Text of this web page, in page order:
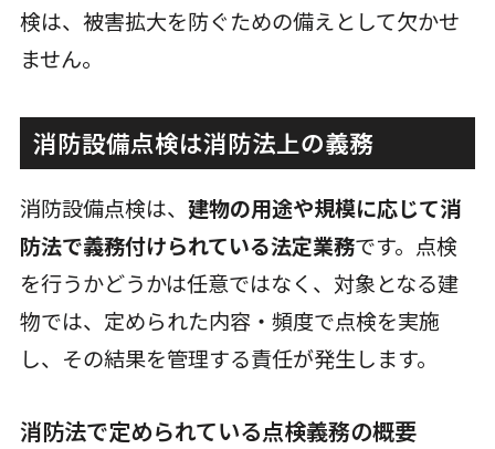
検は、被害拡大を防ぐための備えとして欠かせ
ません。
消防設備点検は消防法上の義務
消防設備点検は、 建物の用途や規模に応じて消
防法で義務付けられている法定業務です。点検
を行うかどうかは任意ではなく、対象となる建
物では、定められた内容・頻度で点検を実施
し、その結果を管理する責任が発生します。
消防法で定められている点検義務の概要